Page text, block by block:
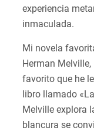
experiencia
inmaculada.
Mi novela
Herman
favorito que he
libro llamado
Melville explora
blancura se